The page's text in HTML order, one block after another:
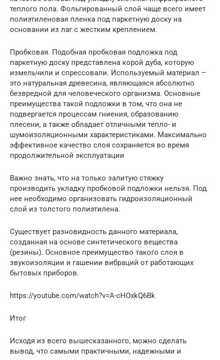
теплого пола. Фольгированный слой чаще всего имеет
полиэтиленовая пленка под паркетную доску на
основании из лаг с жестким креплением.
Пробковая. Подобная пробковая подложка под
паркетную доску представлена корой дуба, которую
измельчили и спрессовали. Используемый материал –
это натуральная древесина, являющаяся абсолютно
безвредной для человеческого организма. Основные
преимущества такой подложки в том, что она не
подвергается процессам гниения, образованию
плесени, а также обладает отличными тепло- и
шумоизоляционными характеристиками. Максимально
эффективное качество слоя сохраняется во время
продолжительной эксплуатации
Важно знать, что на только залитую стяжку
производить укладку пробковой подложки нельзя. Под
нее необходимо организовать гидроизоляционный
слой из толстого полиэтилена.
Существует разновидность данного материала,
созданная на основе синтетического вещества
(резины). Основное преимущество такого слоя в
звукоизоляции и гашении вибраций от работающих
бытовых приборов.
https://youtube.com/watch?v=A-cHOxkQ6Bk
Итог
Исходя из всего вышесказанного, можно сделать
вывод, что самыми практичными, надежными и